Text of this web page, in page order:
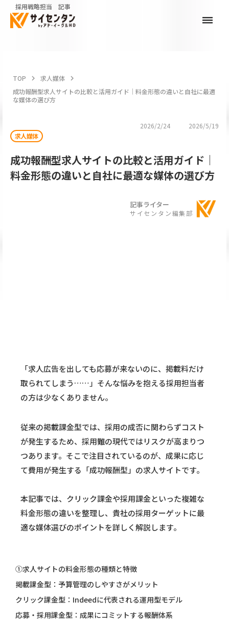
dehaze
TOP keyboard_arrow_right 求人媒体 keyboard_arrow_right
成功報酬型求人サイトの比較と活用ガイド｜料金形態の違いと自社に最適
な媒体の選び方
2026/2/24
2026/5/19
求人媒体
成功報酬型求人サイトの比較と活用ガイド｜
料金形態の違いと自社に最適な媒体の選び方
記事ライター
サイセンタン編集部
「求人広告を出しても応募が来ないのに、掲載料だけ
取られてしまう……」そんな悩みを抱える採用担当者
の方は少なくありません。
従来の掲載課金型では、採用の成否に関わらずコスト
が発生するため、採用難の現代ではリスクが高まりつ
つあります。そこで注目されているのが、成果に応じ
て費用が発生する「成功報酬型」の求人サイトです。
本記事では、クリック課金や採用課金といった複雑な
料金形態の違いを整理し、貴社の採用ターゲットに最
適な媒体選びのポイントを詳しく解説します。
①求人サイトの料金形態の種類と特徴
掲載課金型：予算管理のしやすさがメリット
クリック課金型：Indeedに代表される運用型モデル
応募・採用課金型：成果にコミットする報酬体系
採用戦略担当 記事